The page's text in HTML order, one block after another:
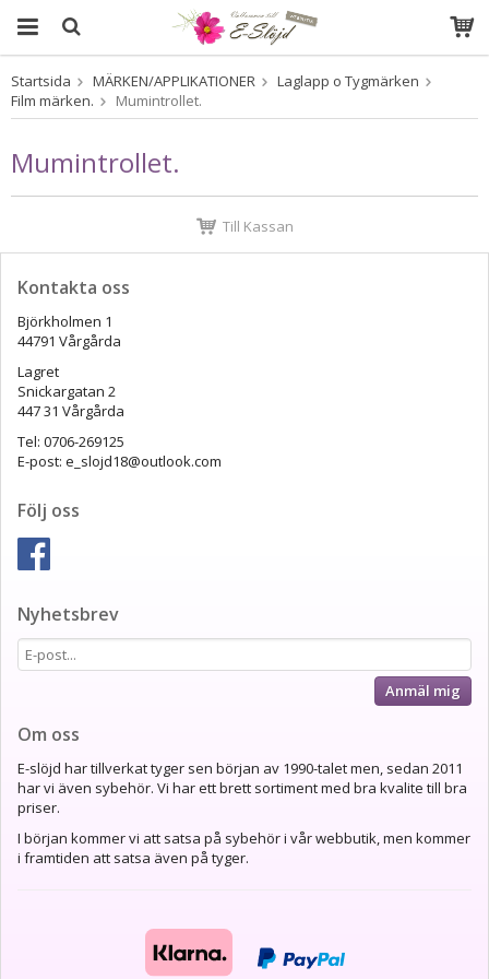
Produkten har blivit tillagd i varukorgen
Startsida MÄRKEN/APPLIKATIONER
Laglapp o Tygmärken
Film märken.
Mumintrollet.
Mumintrollet.
Till Kassan
Kontakta oss
Björkholmen 1
44791 Vårgårda
Lagret
Snickargatan 2
447 31 Vårgårda
Tel: 0706-269125
E-post: e_slojd18@outlook.com
Följ oss
Nyhetsbrev
Anmäl mig
Om oss
E-slöjd har tillverkat tyger sen början av 1990-talet men, sedan 2011
har vi även sybehör. Vi har ett brett sortiment med bra kvalite till bra
priser.
I början kommer vi att satsa på sybehör i vår webbutik, men kommer
i framtiden att satsa även på tyger.